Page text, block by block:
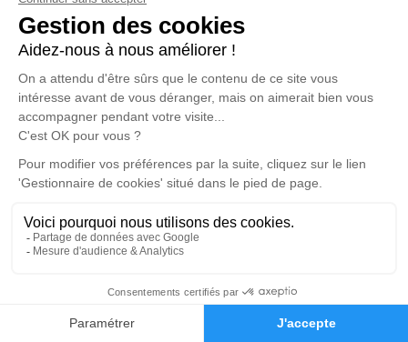
Faire-part Hommages
Nous vous invitons à utiliser cet espace pour laisser
vos condoléances, partager des photos souvenirs, une
anecdote ou exprimer vos pensées à travers des
poèmes ou des textes. Cet endroit est un lieu
d'expression dédié à honorer la mémoire d’Huguette
DOUVILLE.
Un service de plantation d’arbre hommage est
disponible ici.
Je rends hommage
Cérémonie civile
mardi 17 mars 2026 à 08h40
Complexe Funéraire du Havre de Le Havre